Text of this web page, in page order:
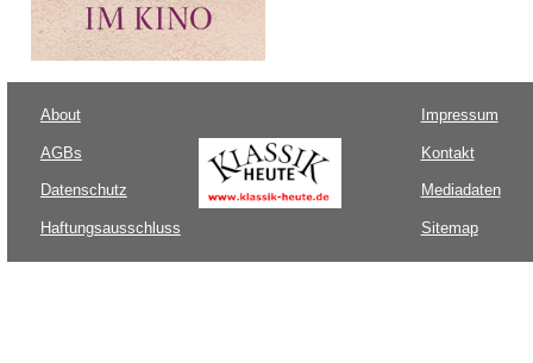
About
AGBs
Datenschutz
Haftungsausschluss
Impressum
Kontakt
Mediadaten
Sitemap